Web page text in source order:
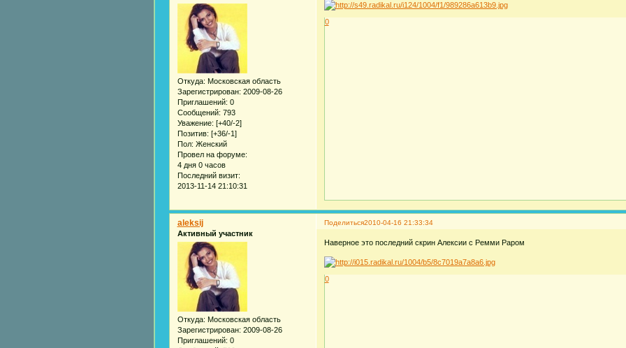
Откуда: Московская область
Зарегистрирован: 2009-08-26
Приглашений: 0
Сообщений: 793
Уважение: [+40/-2]
Позитив: [+36/-1]
Пол: Женский
Провел на форуме:
4 дня 0 часов
Последний визит:
2013-11-14 21:10:31
0
Поделиться2010-04-16 21:33:34
aleksij
Активный участник
Откуда: Московская область
Зарегистрирован: 2009-08-26
Приглашений: 0
Наверное это последний скрин Алексии с Ремми Раром
0